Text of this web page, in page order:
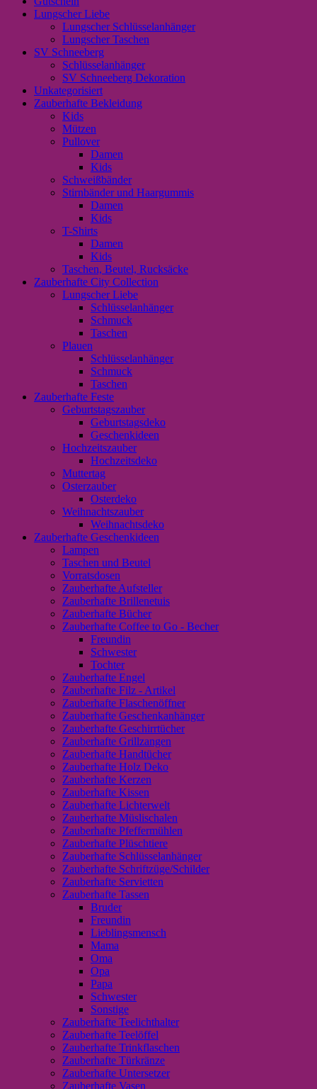
Lungscher Liebe
Lungscher Schlüsselanhänger
Lungscher Taschen
SV Schneeberg
Schlüsselanhänger
SV Schneeberg Dekoration
Unkategorisiert
Zauberhafte Bekleidung
Kids
Mützen
Pullover
Damen
Kids
Schweißbänder
Stirnbänder und Haargummis
Damen
Kids
T-Shirts
Damen
Kids
Taschen, Beutel, Rucksäcke
Zauberhafte City Collection
Lungscher Liebe
Schlüsselanhänger
Schmuck
Taschen
Plauen
Schlüsselanhänger
Schmuck
Taschen
Zauberhafte Feste
Geburtstagszauber
Geburtstagsdeko
Geschenkideen
Hochzeitszauber
Hochzeitsdeko
Muttertag
Osterzauber
Osterdeko
Weihnachtszauber
Weihnachtsdeko
Zauberhafte Geschenkideen
Lampen
Taschen und Beutel
Vorratsdosen
Zauberhafte Aufsteller
Zauberhafte Brillenetuis
Zauberhafte Bücher
Zauberhafte Coffee to Go - Becher
Freundin
Schwester
Tochter
Zauberhafte Engel
Zauberhafte Filz - Artikel
Zauberhafte Flaschenöffner
Zauberhafte Geschenkanhänger
Zauberhafte Geschirrtücher
Zauberhafte Grillzangen
Zauberhafte Handtücher
Zauberhafte Holz Deko
Zauberhafte Kerzen
Zauberhafte Kissen
Zauberhafte Lichterwelt
Zauberhafte Müslischalen
Zauberhafte Pfeffermühlen
Zauberhafte Plüschtiere
Zauberhafte Schlüsselanhänger
Zauberhafte Schriftzüge/Schilder
Zauberhafte Servietten
Zauberhafte Tassen
Bruder
Freundin
Lieblingsmensch
Mama
Oma
Opa
Papa
Schwester
Sonstige
Zauberhafte Teelichthalter
Zauberhafte Teelöffel
Zauberhafte Trinkflaschen
Zauberhafte Türkränze
Zauberhafte Untersetzer
Zauberhafte Vasen